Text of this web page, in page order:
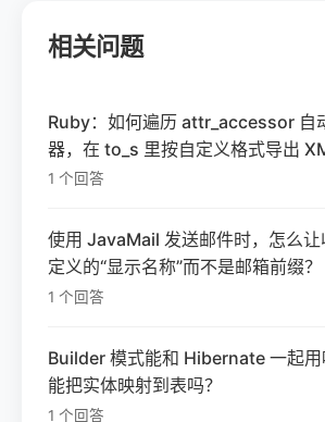
相关问题
Ruby：如何遍历 attr_accessor 自
器，在 to_s 里按自定义格式导出
1 个回答
使用 JavaMail 发送邮件时，怎么让
定义的“显示名称”而不是邮箱前缀？
1 个回答
Builder 模式能和 Hibernate 一起
能把实体映射到表吗？
1 个回答